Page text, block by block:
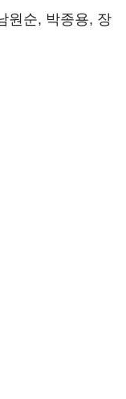
원순, 박종용, 장